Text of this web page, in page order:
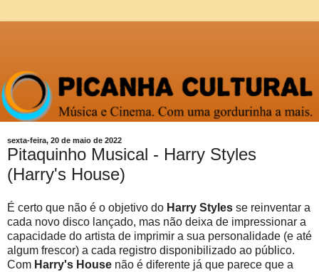
sexta-feira, 20 de maio de 2022
Pitaquinho Musical - Harry Styles
(Harry's House)
É certo que não é o objetivo do Harry Styles se reinventar a
cada novo disco lançado, mas não deixa de impressionar a
capacidade do artista de imprimir a sua personalidade (e até
algum frescor) a cada registro disponibilizado ao público.
Com Harry's House não é diferente já que parece que a